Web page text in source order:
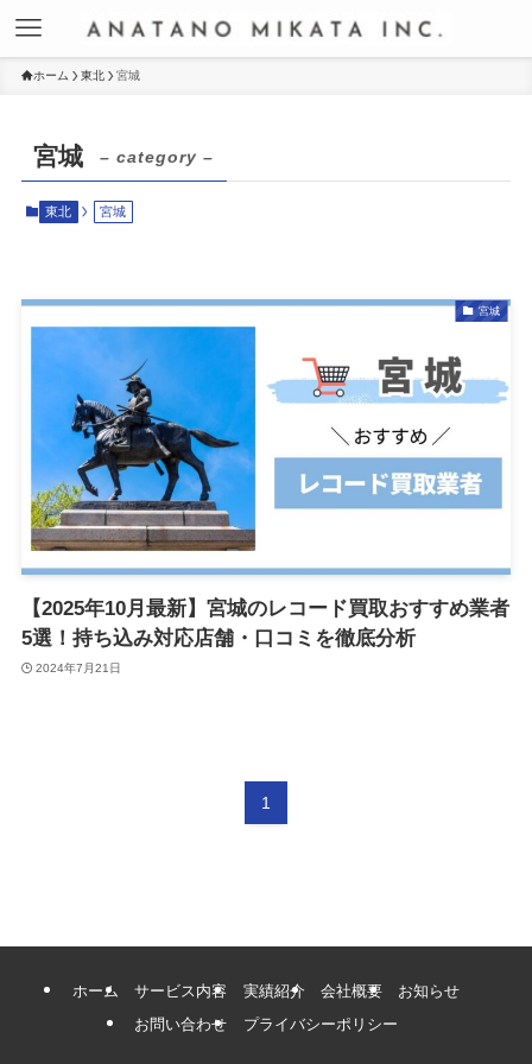
ホーム 東北 宮城
宮城 – category –
東北 宮城
宮城
【2025年10月最新】宮城のレコード買取おすすめ業者
5選！持ち込み対応店舗・口コミを徹底分析
2024年7月21日
1
ホーム サービス内容 実績紹介 会社概要
お知らせ
お問い合わせ
プライバシーポリシー